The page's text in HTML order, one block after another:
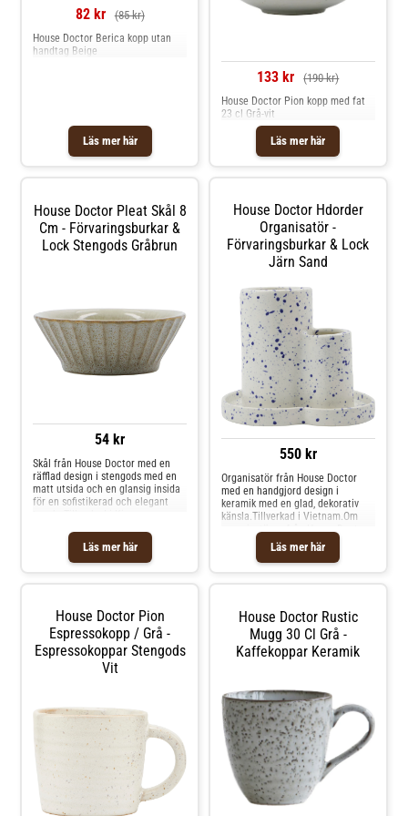
Design.
82 kr (85 kr)
Läs mer här
House Doctor Berica kopp utan
handtag Beige
133 kr (190 kr)
Läs mer här
House Doctor Pion kopp med fat
23 cl Grå-vit
House Doctor Pleat Skål 8
Cm - Förvaringsburkar &
Lock Stengods Gråbrun
54 kr
Läs mer här
Skål från House Doctor med en
räfflad design i stengods med en
matt utsida och en glansig insida
för en sofistikerad och elegant
skålen från House Doctor- Pleat
uppskattas för den räfflade
designen.- Från serien HDPleat.-
Förvaringsburkar & lock och mer
Köksförvaring hos Royal Design.
House Doctor Hdorder
Organisatör -
Förvaringsburkar & Lock
Järn Sand
550 kr
Läs mer här
Organisatör från House Doctor
med en handgjord design i
keramik med en glad, dekorativ
känsla.Tillverkad i Vietnam.Om
Två integrerade hållare.-
Handgjord keramisk design.-
Perfekt för förvaring på
lock och mer Köksförvaring hos
Royal Design.
House Doctor Pion
Espressokopp / Grå -
Espressokoppar Stengods
Vit
House Doctor Rustic
Mugg 30 Cl Grå -
Kaffekoppar Keramik